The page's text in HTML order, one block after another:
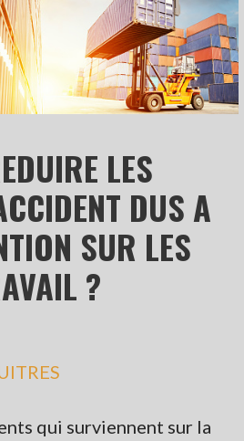
LES
DUS A
SUR LES
?
qui surviennent sur la